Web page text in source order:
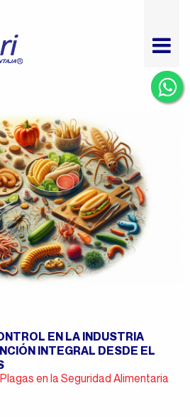
EN LA INDUSTRIA
INTEGRAL DESDE EL
en la Seguridad Alimentaria